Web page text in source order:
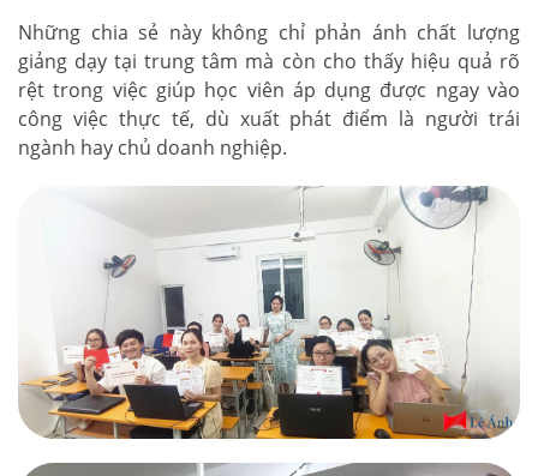
Những chia sẻ này không chỉ phản ánh chất lượng
giảng dạy tại trung tâm mà còn cho thấy hiệu quả rõ
rệt trong việc giúp học viên áp dụng được ngay vào
công việc thực tế, dù xuất phát điểm là người trái
ngành hay chủ doanh nghiệp.